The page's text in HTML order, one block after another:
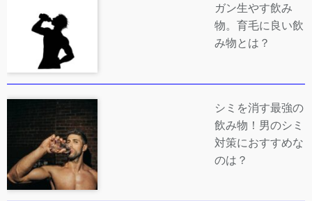
ガン生やす飲み
物。育毛に良い飲
み物とは？
シミを消す最強の
飲み物！男のシミ
対策におすすめな
のは？